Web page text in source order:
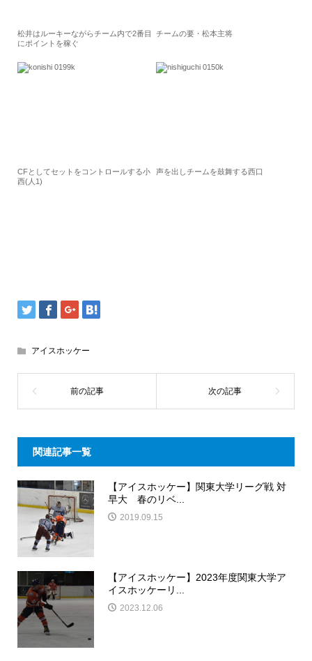
松井はルーキーながらチーム内で2番目
にポイントを稼ぐ
チームの要・松本主将
CFとしてセットをコントロールする小
西(人1)
声を出しチームを鼓舞する西口
アイスホッケー
関連記事一覧
【アイスホッケー】関東大学リーグ戦 対
早大 春のリベ...
2019.09.15
【アイスホッケー】2023年度関東大学ア
イスホッケーリ...
2023.12.06